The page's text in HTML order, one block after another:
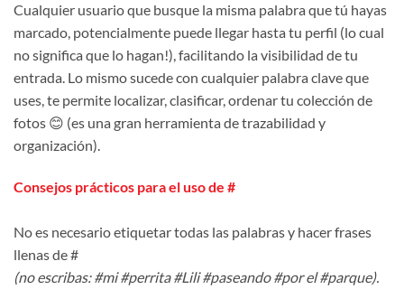
Cualquier usuario que busque la misma palabra que tú hayas
marcado, potencialmente puede llegar hasta tu perfil (lo cual
no significa que lo hagan!), facilitando la visibilidad de tu
entrada. Lo mismo sucede con cualquier palabra clave que
uses, te permite localizar, clasificar, ordenar tu colección de
fotos 😊 (es una gran herramienta de trazabilidad y
organización).
Consejos prácticos para el uso de #
No es necesario etiquetar todas las palabras y hacer frases
llenas de #
(no escribas: #mi #perrita #Lili #paseando #por el #parque).